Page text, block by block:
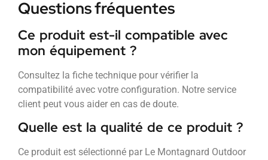
Questions fréquentes
Ce produit est-il compatible avec
mon équipement ?
Consultez la fiche technique pour vérifier la
compatibilité avec votre configuration. Notre service
client peut vous aider en cas de doute.
Quelle est la qualité de ce produit ?
Ce produit est sélectionné par Le Montagnard Outdoor